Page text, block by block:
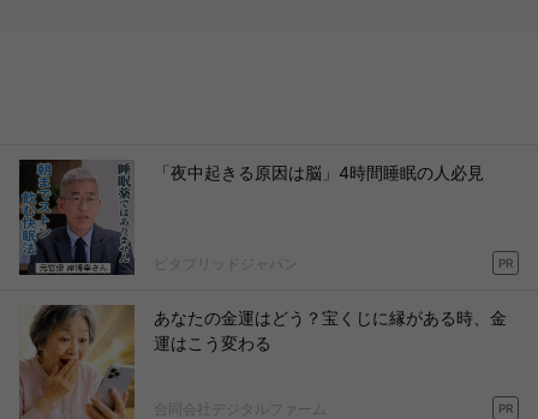
「夜中起きる原因は脳」4時間睡眠の人必見
ビタブリッドジャパン PR
あなたの金運はどう？宝くじに縁がある時、金
運はこう変わる
合同会社デジタルファーム PR